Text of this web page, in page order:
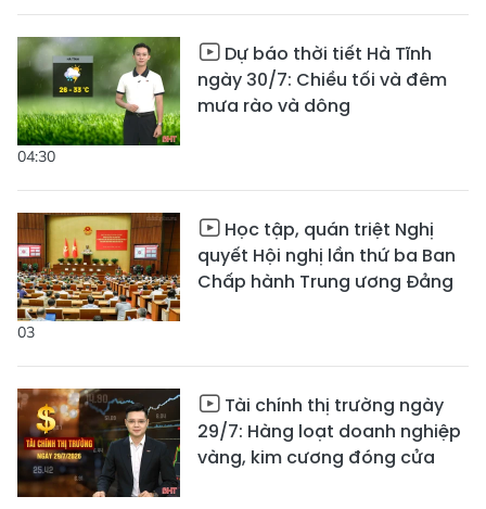
04:30
Dự báo thời tiết Hà Tĩnh
ngày 30/7: Chiều tối và đêm
mưa rào và dông
03
Học tập, quán triệt Nghị
quyết Hội nghị lần thứ ba Ban
Chấp hành Trung ương Đảng
Tài chính thị trường ngày
29/7: Hàng loạt doanh nghiệp
vàng, kim cương đóng cửa